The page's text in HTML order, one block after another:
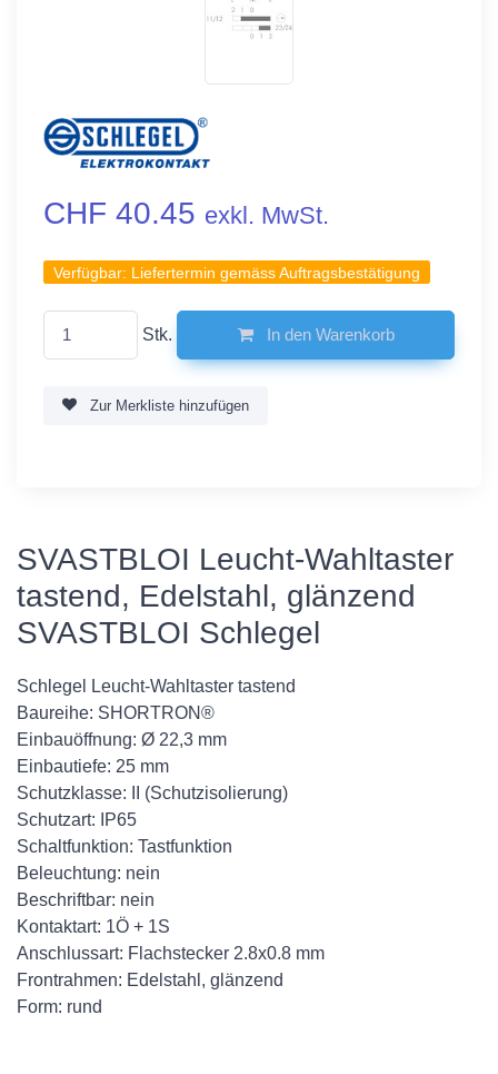
CHF 40.45 exkl. MwSt.
Verfügbar: Liefertermin gemäss Auftragsbestätigung
Stk. In den Warenkorb
Zur Merkliste hinzufügen
SVASTBLOI Leucht-Wahltaster
tastend, Edelstahl, glänzend
SVASTBLOI Schlegel
Schlegel Leucht-Wahltaster tastend
Baureihe: SHORTRON®
Einbauöffnung: Ø 22,3 mm
Einbautiefe: 25 mm
Schutzklasse: II (Schutzisolierung)
Schutzart: IP65
Schaltfunktion: Tastfunktion
Beleuchtung: nein
Beschriftbar: nein
Kontaktart: 1Ö + 1S
Anschlussart: Flachstecker 2.8x0.8 mm
Frontrahmen: Edelstahl, glänzend
Form: rund